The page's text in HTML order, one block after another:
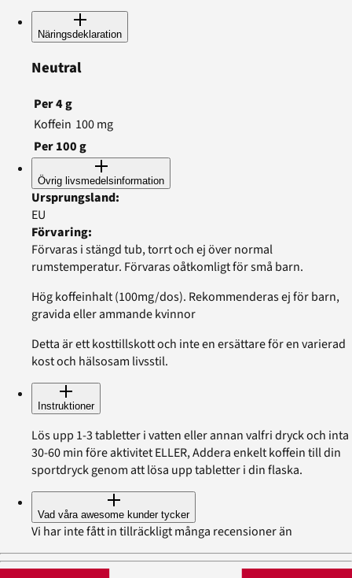
Näringsdeklaration
Neutral
Per4g
Koffein 100mg
Per100g
Övrig livsmedelsinformation
Ursprungsland:
EU
Förvaring:
Förvaras i stängd tub, torrt och ej över normal
rumstemperatur. Förvaras oåtkomligt för små barn.
Hög koffeinhalt (100mg/dos). Rekommenderas ej för barn,
gravida eller ammande kvinnor
Detta är ett kosttillskott och inte en ersättare för en varierad
kost och hälsosam livsstil.
Instruktioner
Lös upp 1-3 tabletter i vatten eller annan valfri dryck och inta
30-60 min före aktivitet ELLER, Addera enkelt koffein till din
sportdryck genom att lösa upp tabletter i din flaska.
Vad våra awesome kunder tycker
Vi har inte fått in tillräckligt många recensioner än